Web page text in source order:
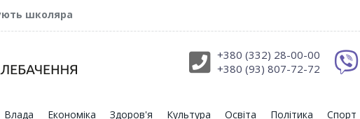
школяра
+380 (332) 28-00-00
+380 (93) 807-72-72
Влада Економіка Здоров'я Культура Освіта Політика Спорт